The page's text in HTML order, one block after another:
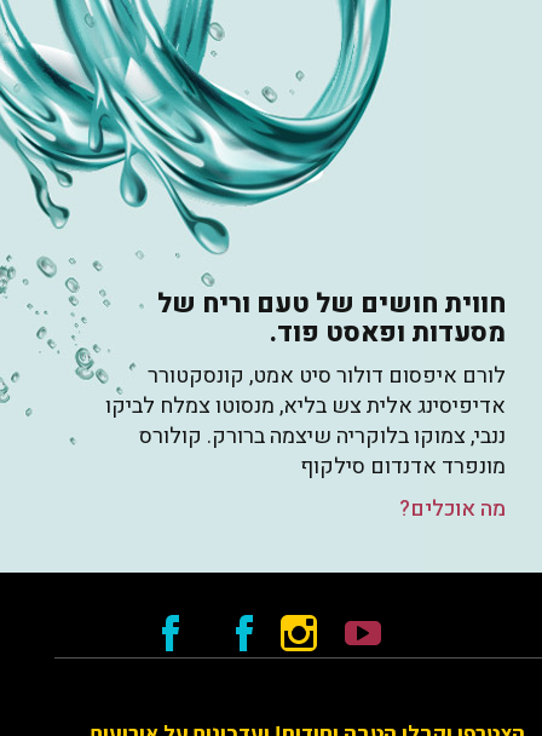
חווית חושים של טעם וריח של
מסעדות ופאסט פוד.
לורם איפסום דולור סיט אמט, קונסקטורר
אדיפיסינג אלית צש בליא, מנסוטו צמלח לביקו
ננבי, צמוקו בלוקריה שיצמה ברורק. קולורס
מונפרד אדנדום סילקוף
מה אוכלים?